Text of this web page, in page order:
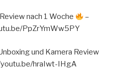
nach 1 Woche
–
PpZrYmWw5PY
und Kamera Review
hraIwt-IHgA